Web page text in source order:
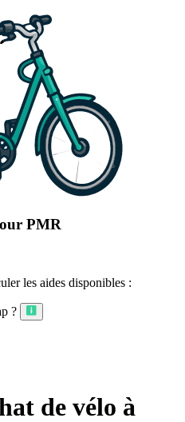
PMR
les aides disponibles :
?
de vélo à